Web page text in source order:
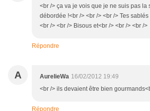
<br /> ça va je vois que je ne suis pas la
débordée !<br /> <br /> <br /> Tes
<br /> <br /> Bisous et<br /> <br /> <br />
Répondre
A AurelieWa 16/02/2012 19:49
<br /> ils devaient être bien
Répondre